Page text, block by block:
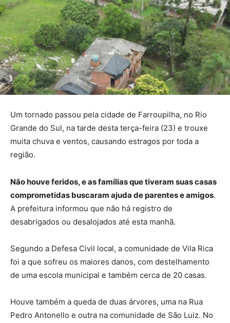
Um tornado passou pela cidade de Farroupilha, no Rio
Grande do Sul, na tarde desta terça-feira (23) e trouxe
muita chuva e ventos, causando estragos por toda a
região.
Não houve feridos, e as famílias que tiveram suas casas
comprometidas buscaram ajuda de parentes e amigos.
A prefeitura informou que não há registro de
desabrigados ou desalojados até esta manhã.
Segundo a Defesa Civil local, a comunidade de Vila Rica
foi a que sofreu os maiores danos, com destelhamento
de uma escola municipal e também cerca de 20 casas.
Houve também a queda de duas árvores, uma na Rua
Pedro Antonello e outra na comunidade de São Luiz. No